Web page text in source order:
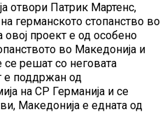
отвори Патрик Мартенс,
германското стопанство во
овој проект е од особено
во Македонија и
решат со неговата
е поддржан од
на СР Германија и се
Македонија е едната од